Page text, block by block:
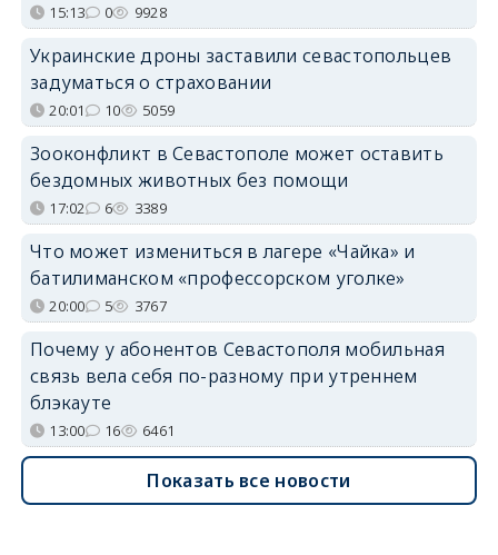
15:13 0 9928
Украинские дроны заставили севастопольцев
задуматься о страховании
20:01 10 5059
Зооконфликт в Севастополе может оставить
бездомных животных без помощи
17:02 6 3389
Что может измениться в лагере «Чайка» и
батилиманском «профессорском уголке»
20:00 5 3767
Почему у абонентов Севастополя мобильная
связь вела себя по-разному при утреннем
блэкауте
13:00 16 6461
Показать все новости